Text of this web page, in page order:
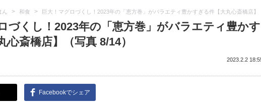
> 和食 > 巨大！マグロづくし！2023年の「恵方巻」がバラエティ豊かすぎる件【大丸心斎橋店】
づくし！2023年の「恵方巻」がバラエティ豊かす
心斎橋店】（写真 8/14）
2023.2.2
Facebookでシェア